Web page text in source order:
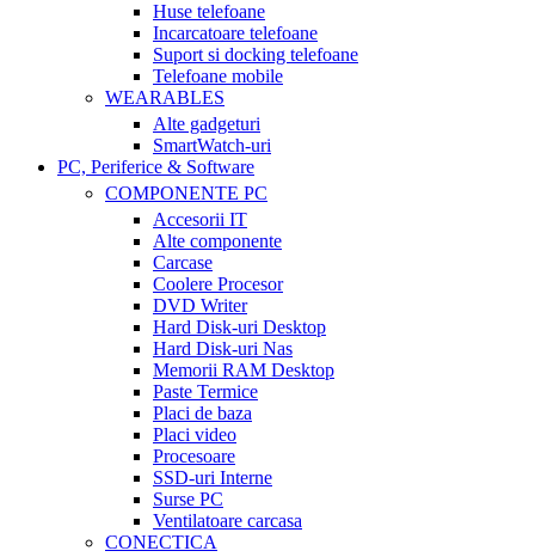
Huse telefoane
Incarcatoare telefoane
Suport si docking telefoane
Telefoane mobile
WEARABLES
Alte gadgeturi
SmartWatch-uri
PC, Periferice & Software
COMPONENTE PC
Accesorii IT
Alte componente
Carcase
Coolere Procesor
DVD Writer
Hard Disk-uri Desktop
Hard Disk-uri Nas
Memorii RAM Desktop
Paste Termice
Placi de baza
Placi video
Procesoare
SSD-uri Interne
Surse PC
Ventilatoare carcasa
CONECTICA